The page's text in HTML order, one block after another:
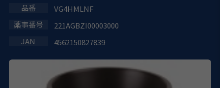
VG4HMLNF
221AGBZI00003000
4562150827839